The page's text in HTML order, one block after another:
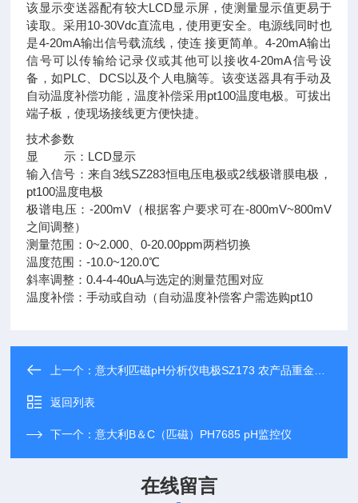
该显示变送器配有较大LCD显示屏，使测量显示值更易于
读取。采用10-30Vdc直流电，使用更安全。电源线同时也
是4-20mA输出信号载流线，使连 接更简单。4-20mA输出
信号可以传输给记录仪或其他可以接收4-20mA信号设
备，如PLC、DCS以及个人电脑等。该变送器具有手动及
自动温度补偿功能，温度补偿采用pt100温度电极。可拔出
端子板，使现场接线更方便快捷。
技术参数
显 示：LCD显示
输入信号：来自3线SZ283恒电压电极或2线极谱膜电极，
pt100温度电极
极谱电压：-200mV（根据客户要求可在-800mV~800mV
之间调整）
测量范围：0~2.000、0-20.00ppm两档切换
温度范围：-10.0~120.0℃
斜率调整：0.4-4-40uA与选定的测量范围对应
温度补偿：手动或自动（自动温度补偿客户需选购pt10
上一个：意大利匹磁pH分析仪电极SZ173 农产品重金属检测仪
返回列表
下一个：意大利B＆C（匹磁）PH7685 pH监控仪
在线留言